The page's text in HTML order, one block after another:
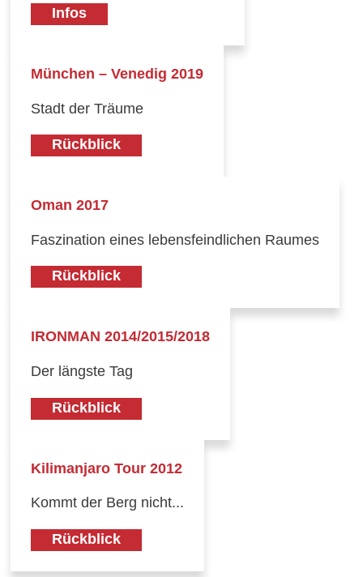
Infos
München – Venedig 2019
Stadt der Träume
Rückblick
Oman 2017
Faszination eines lebensfeindlichen Raumes
Rückblick
IRONMAN 2014/2015/2018
Der längste Tag
Rückblick
Kilimanjaro Tour 2012
Kommt der Berg nicht...
Rückblick